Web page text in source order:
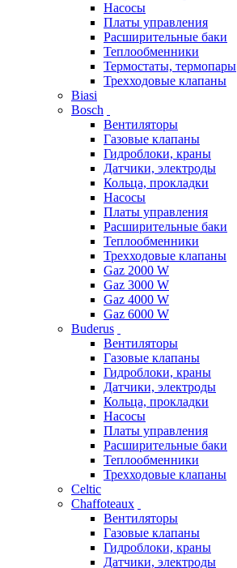
Насосы
Платы управления
Расширительные баки
Теплообменники
Термостаты, термопары
Трехходовые клапаны
Biasi
Bosch
Вентиляторы
Газовые клапаны
Гидроблоки, краны
Датчики, электроды
Кольца, прокладки
Насосы
Платы управления
Расширительные баки
Теплообменники
Трехходовые клапаны
Gaz 2000 W
Gaz 3000 W
Gaz 4000 W
Gaz 6000 W
Buderus
Вентиляторы
Газовые клапаны
Гидроблоки, краны
Датчики, электроды
Кольца, прокладки
Насосы
Платы управления
Расширительные баки
Теплообменники
Трехходовые клапаны
Celtic
Chaffoteaux
Вентиляторы
Газовые клапаны
Гидроблоки, краны
Датчики, электроды